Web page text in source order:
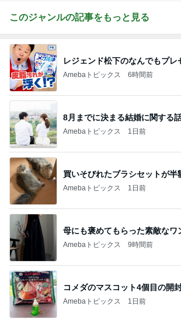
このジャンルの記事をもっと見る
レジェンド松下のなんでもプレ
Amebaトピックス 6時間前
8月までに決まる結婚に関する
Amebaトピックス 1日前
買いそびれたブラシセットが半
Amebaトピックス 1日前
母にも褒めてもらった素敵なワ
Amebaトピックス 9時間前
コメダのマスコット4個目の開
Amebaトピックス 1日前